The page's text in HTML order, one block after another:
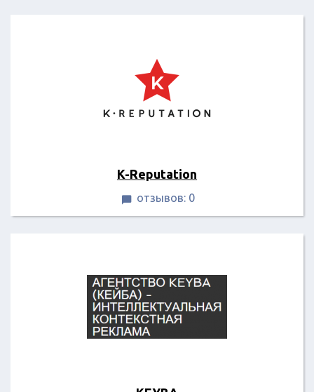
K-Reputation
 отзывов: 0